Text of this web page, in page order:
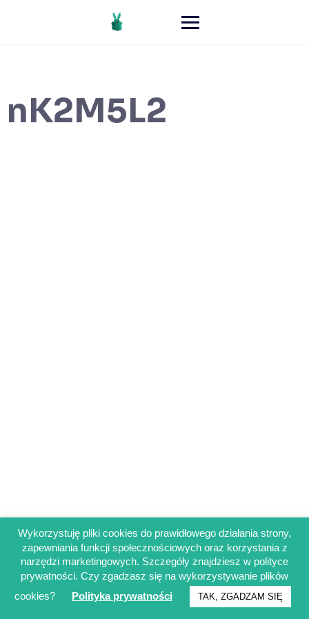
nK2M5L2
Regulamin sklepu
Polityka prywatności
Obowiązek informacyjny RODO
© Francuskinotesik.pl 2025
Wykorzystuję pliki cookies do prawidłowego działania strony,
zapewniania funkcji społecznościowych oraz korzystania z
narzędzi marketingowych. Szczegóły znajdziesz w polityce
prywatności. Czy zgadzasz się na wykorzystywanie plików
cookies?
Polityka prywatności TAK, ZGADZAM SIĘ